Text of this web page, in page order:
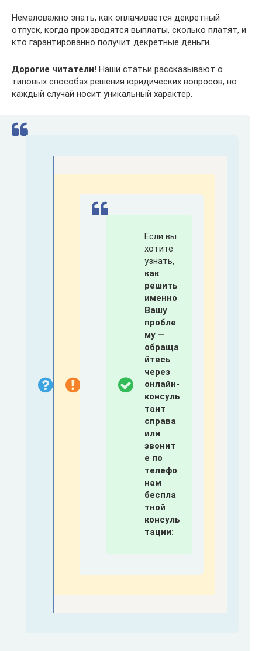
Немаловажно знать, как оплачивается декретный
отпуск, когда производятся выплаты, сколько платят, и
кто гарантированно получит декретные деньги.
Дорогие читатели! Наши статьи рассказывают о
типовых способах решения юридических вопросов, но
каждый случай носит уникальный характер.
Если вы
хотите
узнать,
как
решить
именно
Вашу
пробле
му —
обраща
йтесь
через
онлайн-
консуль
тант
справа
или
звонит
е по
телефо
нам
беспла
тной
консуль
тации: